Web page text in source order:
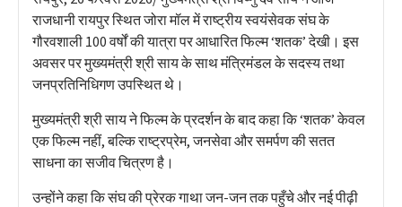
राजधानी रायपुर स्थित जोरा मॉल में राष्ट्रीय स्वयंसेवक संघ के
गौरवशाली 100 वर्षों की यात्रा पर आधारित फिल्म ‘शतक’ देखी। इस
अवसर पर मुख्यमंत्री श्री साय के साथ मंत्रिमंडल के सदस्य तथा
जनप्रतिनिधिगण उपस्थित थे।
मुख्यमंत्री श्री साय ने फिल्म के प्रदर्शन के बाद कहा कि ‘शतक’ केवल
एक फिल्म नहीं, बल्कि राष्ट्रप्रेम, जनसेवा और समर्पण की सतत
साधना का सजीव चित्रण है।
उन्होंने कहा कि संघ की प्रेरक गाथा जन-जन तक पहुँचे और नई पीढ़ी